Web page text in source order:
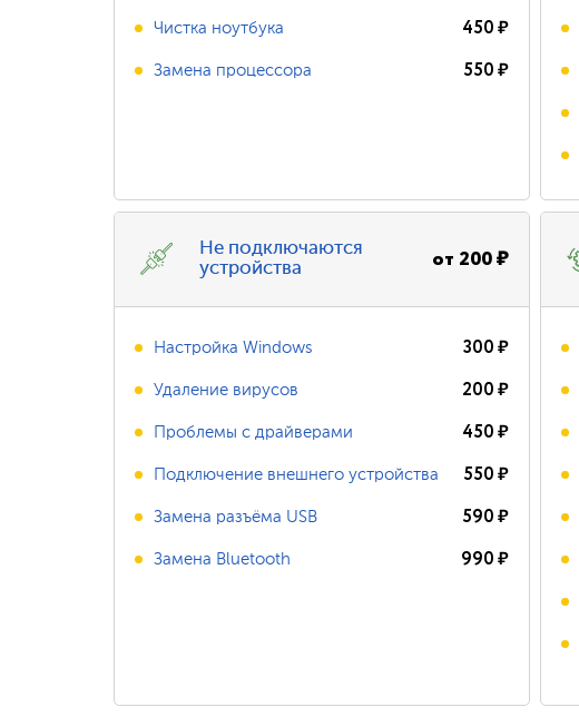
Чистка ноутбука 450₽
Замена процессора 550₽
Не подключаются
устройства
от 200₽
Настройка Windows 300₽
Удаление вирусов 200₽
Проблемы с драйверами 450₽
Подключение внешнего устройства 550₽
Замена разъёма USB 590₽
Замена Bluetooth 990₽